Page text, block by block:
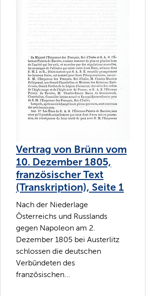
Vertrag von Brünn vom
10. Dezember 1805,
französischer Text
(Transkription), Seite 1
Nach der Niederlage
Österreichs und Russlands
gegen Napoleon am 2.
Dezember 1805 bei Austerlitz
schlossen die deutschen
Verbündeten des
französischen...